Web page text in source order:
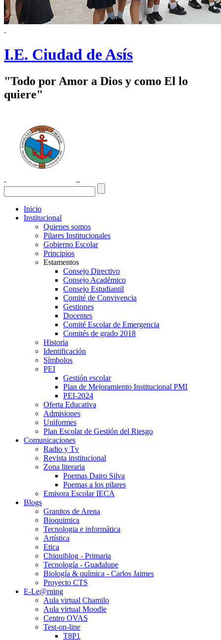
.
I.E. Ciudad de Asís
"Todo por Amor a Dios y como El lo
quiere"
Inicio
Institucional
Quienes somos
Pilares Institucionales
Gobierno Escolar
Principios
Estamentos
Consejo Directivo
Consejo Académico
Consejo Estudiantil
Comité de Convivencia
Gestiones
Docentes
Comité Escolar de Emergencia
Comités de grado 2018
Historia
Identificación
Símbolos
PEI
Gestión escolar
Plan de Mejoramiento Institucional PMI
PEI-2024
Oferta Educativa
Admisiones
Uniformes
Plan Escolar de Gestión del Riesgo
Comunicaciones
Radio y Tv
Revista institucional
Zona literaria
Poemas Dairo Silva
Poemas a los pilares
Emisora Escolar IECA
Blogs
Granitos de Arena
Bioquimica
Tecnologia e informática
Artística
Etica
Chiquiblog - Primaria
Tecnología - Guadalupe
Biología & química - Carlos Jaimes
Proyecto CTS
E-Le@rning
Aula virtual Chamilo
Aula virtual Moodle
Centro OVAS
Test-on-line
T8P1